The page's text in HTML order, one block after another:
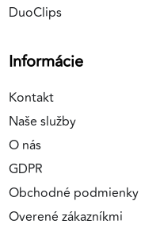
DuoClips
Informácie
Kontakt
Naše služby
O nás
GDPR
Obchodné podmienky
Overené zákazníkmi